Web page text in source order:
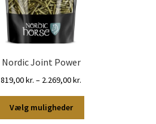
Nordic Joint Power
819,00kr. – 2.269,00kr.
2.269,00 kr.
Vælg muligheder